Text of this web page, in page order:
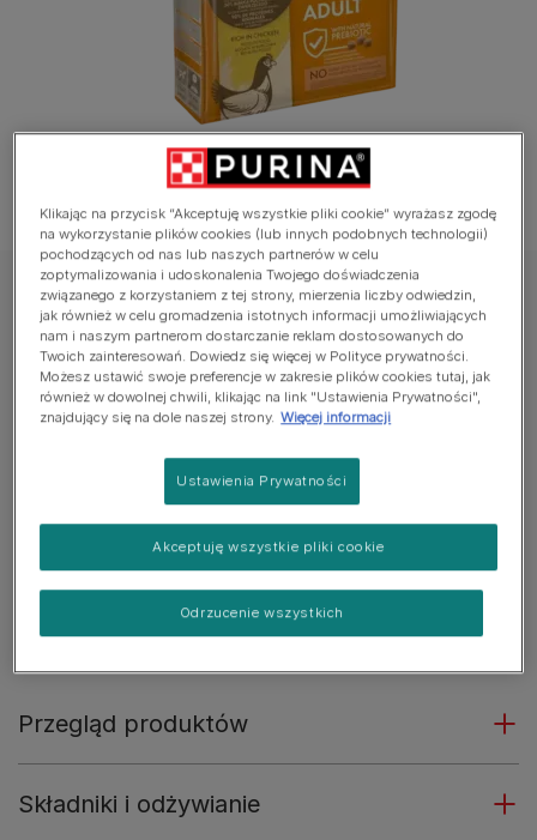
CAT CHOW
PURINA® CAT CHOW® Adult - Karma dla
dorosłych kotów Bogata w Kurczaka
Jeszcze nie dodano głosów
Dostępne rozmiary: 15kg
Starannie przygotowana z naturalnymi składnikami w
smakowitej recepturze, którą kotyspontanicznie
wybierają.
Zobacz więcej
Przegląd produktów
Składniki i odżywianie
Klikając na przycisk “Akceptuję wszystkie pliki cookie” wyrażasz zgodę
na wykorzystanie plików cookies (lub innych podobnych technologii)
pochodzących od nas lub naszych partnerów w celu
zoptymalizowania i udoskonalenia Twojego doświadczenia
związanego z korzystaniem z tej strony, mierzenia liczby odwiedzin,
jak również w celu gromadzenia istotnych informacji umożliwiających
nam i naszym partnerom dostarczanie reklam dostosowanych do
Twoich zainteresowań. Dowiedz się więcej w Polityce prywatności.
Możesz ustawić swoje preferencje w zakresie plików cookies tutaj, jak
również w dowolnej chwili, klikając na link "Ustawienia Prywatności",
znajdujący się na dole naszej strony. Więcej informacji
Ustawienia Prywatności
Odrzucenie wszystkich
Akceptuję wszystkie pliki cookie